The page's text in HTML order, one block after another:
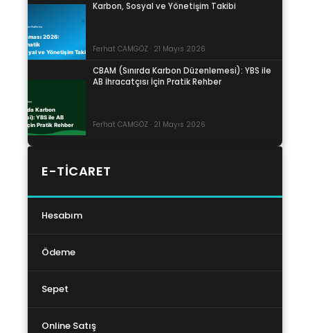
Karbon, Sosyal ve Yönetişim Takibi
Ferhat CAMGÖZ · 21 Mayıs 2026
CBAM (Sınırda Karbon Düzenlemesi): YBS ile
AB İhracatçısı İçin Pratik Rehber
Ferhat CAMGÖZ · 21 Mayıs 2026
E-TICARET
Hesabım
Ödeme
Sepet
Online Satış